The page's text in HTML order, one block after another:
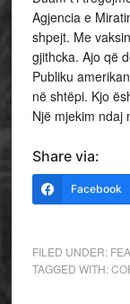
Agjencia e
shpejt. Me
gjithcka. Ajo që
Publiku
në shtëpi. Kjo
Një mjekim ndaj
Share via:
Facebook
FILED UNDER:
TAGGED WITH: